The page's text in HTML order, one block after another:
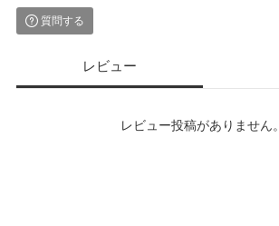
質問する
レビュー
レビュー投稿がありません。